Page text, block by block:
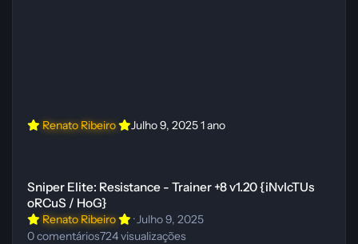
Renato Ribeiro Julho 9, 20251 ano
Sniper Elite: Resistance - Trainer +8 v1.20 {iNvIcTUs
oRCuS / HoG}
Renato Ribeiro ·Julho 9, 2025
0comentários724visualizações